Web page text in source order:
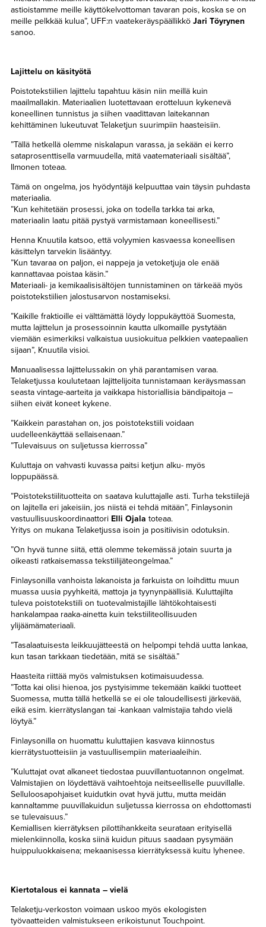
astioistamme meille käyttökelvottoman tavaran pois, koska se on
meille pelkkää kulua”, UFF:n vaatekeräyspäällikkö Jari Töyrynen
sanoo.
Lajittelu on käsityötä
Poistotekstiilien lajittelu tapahtuu käsin niin meillä kuin
maailmallakin. Materiaalien luotettavaan erotteluun kykenevä
koneellinen tunnistus ja siihen vaadittavan laitekannan
kehittäminen lukeutuvat Telaketjun suurimpiin haasteisiin.
”Tällä hetkellä olemme niskalapun varassa, ja sekään ei kerro
sataprosenttisella varmuudella, mitä vaatemateriaali sisältää”,
Ilmonen toteaa.
Tämä on ongelma, jos hyödyntäjä kelpuuttaa vain täysin puhdasta
materiaalia.
”Kun kehitetään prosessi, joka on todella tarkka tai arka,
materiaalin laatu pitää pystyä varmistamaan koneellisesti.”
Henna Knuutila katsoo, että volyymien kasvaessa koneellisen
käsittelyn tarvekin lisääntyy.
”Kun tavaraa on paljon, ei nappeja ja vetoketjuja ole enää
kannattavaa poistaa käsin.”
Materiaali- ja kemikaalisisältöjen tunnistaminen on tärkeää myös
poistotekstiilien jalostusarvon nostamiseksi.
”Kaikille fraktioille ei välttämättä löydy loppukäyttöä Suomesta,
mutta lajittelun ja prosessoinnin kautta ulkomaille pystytään
viemään esimerkiksi valkaistua uusiokuitua pelkkien vaatepaalien
sijaan”, Knuutila visioi.
Manuaalisessa lajittelussakin on yhä parantamisen varaa.
Telaketjussa koulutetaan lajittelijoita tunnistamaan keräysmassan
seasta vintage-aarteita ja vaikkapa historiallisia bändipaitoja –
siihen eivät koneet kykene.
”Kaikkein parastahan on, jos poistotekstiili voidaan
uudelleenkäyttää sellaisenaan.”
”Tulevaisuus on suljetussa kierrossa”
Kuluttaja on vahvasti kuvassa paitsi ketjun alku- myös
loppupäässä.
”Poistotekstiilituotteita on saatava kuluttajalle asti. Turha tekstiilejä
on lajitella eri jakeisiin, jos niistä ei tehdä mitään”, Finlaysonin
vastuullisuuskoordinaattori Elli Ojala toteaa.
Yritys on mukana Telaketjussa isoin ja positiivisin odotuksin.
”On hyvä tunne siitä, että olemme tekemässä jotain suurta ja
oikeasti ratkaisemassa tekstiilijäteongelmaa.”
Finlaysonilla vanhoista lakanoista ja farkuista on loihdittu muun
muassa uusia pyyhkeitä, mattoja ja tyynynpäällisiä. Kuluttajilta
tuleva poistotekstiili on tuotevalmistajille lähtökohtaisesti
hankalampaa raaka-ainetta kuin tekstiiliteollisuuden
ylijäämämateriaali.
”Tasalaatuisesta leikkuujätteestä on helpompi tehdä uutta lankaa,
kun tasan tarkkaan tiedetään, mitä se sisältää.”
Haasteita riittää myös valmistuksen kotimaisuudessa.
”Totta kai olisi hienoa, jos pystyisimme tekemään kaikki tuotteet
Suomessa, mutta tällä hetkellä se ei ole taloudellisesti järkevää,
eikä esim. kierrätyslangan tai -kankaan valmistajia tahdo vielä
löytyä.”
Finlaysonilla on huomattu kuluttajien kasvava kiinnostus
kierrätystuotteisiin ja vastuullisempiin materiaaleihin.
”Kuluttajat ovat alkaneet tiedostaa puuvillantuotannon ongelmat.
Valmistajien on löydettävä vaihtoehtoja neitseelliselle puuvillalle.
Selluloosapohjaiset kuidutkin ovat hyvä juttu, mutta meidän
kannaltamme puuvillakuidun suljetussa kierrossa on ehdottomasti
se tulevaisuus.”
Kemiallisen kierrätyksen pilottihankkeita seurataan erityisellä
mielenkiinnolla, koska siinä kuidun pituus saadaan pysymään
huippuluokkaisena; mekaanisessa kierrätyksessä kuitu lyhenee.
Kiertotalous ei kannata – vielä
Telaketju-verkoston voimaan uskoo myös ekologisten
työvaatteiden valmistukseen erikoistunut Touchpoint.